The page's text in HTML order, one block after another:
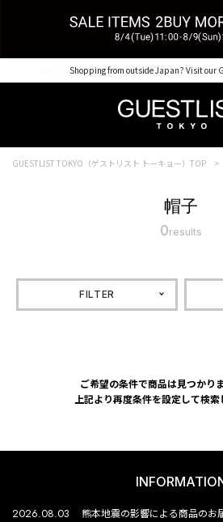
Shopping from outside Japan? Visit our
【for NEW MEMBER】新規会員様1000Point
GUESTLIST TOKYO（ゲストリスト トーキョー）TOP
帽子
0results
FILTER
ご希望の条件で商品は見つかり
上記より再度条件を設定して検索
2026.08.03 熊本地震の影響による商品のお